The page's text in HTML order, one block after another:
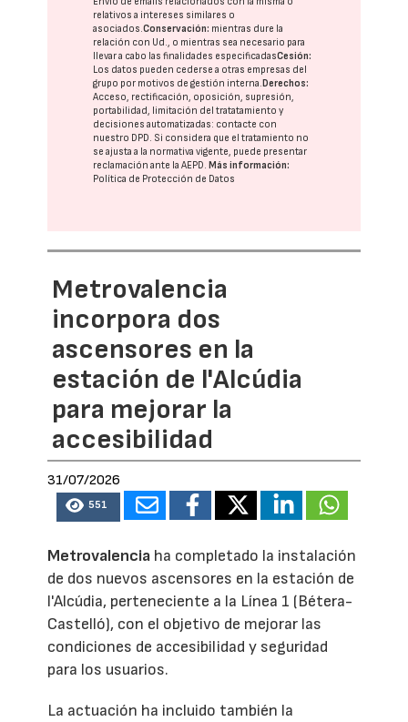
relativos a intereses similares o
asociados.Conservación: mientras dure la
relación con Ud., o mientras sea necesario para
llevar a cabo las finalidades especificadasCesión:
Los datos pueden cederse a otras empresas del
grupo por motivos de gestión interna. Derechos:
Acceso, rectificación, oposición, supresión,
portabilidad, limitación del tratatamiento y
decisiones automatizadas: contacte con
nuestro DPD. Si considera que el tratamiento no
se ajusta a la normativa vigente, puede presentar
reclamación ante laAEPD. Más información:
Política de Protección de Datos
Metrovalencia
incorpora dos
ascensores en la
estación de l'Alcúdia
para mejorar la
accesibilidad
31/07/2026
551
Metrovalencia ha completado la instalación
de dos nuevos ascensores en la estación de
l'Alcúdia, perteneciente a la Línea 1 (Bétera-
Castelló), con el objetivo de mejorar las
condiciones de accesibilidad y seguridad
para los usuarios.
La actuación ha incluido también la